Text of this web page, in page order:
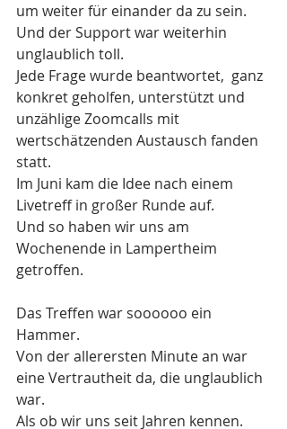
um weiter für einander da zu sein.
Und der Support war weiterhin
unglaublich toll.
Jede Frage wurde beantwortet,  ganz
konkret geholfen, unterstützt und
unzählige Zoomcalls mit
wertschätzenden Austausch fanden
statt.
Im Juni kam die Idee nach einem
Livetreff in großer Runde auf.
Und so haben wir uns am
Wochenende in Lampertheim
getroffen.
Das Treffen war soooooo ein
Hammer.
Von der allerersten Minute an war
eine Vertrautheit da, die unglaublich
war.
Als ob wir uns seit Jahren kennen.